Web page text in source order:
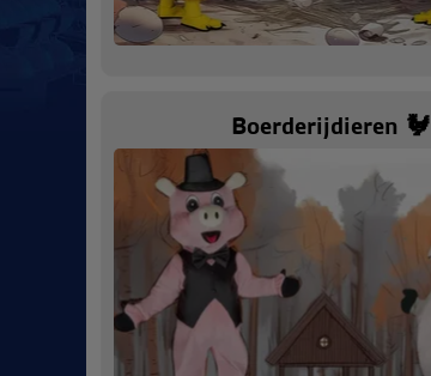
Boerderijdieren 🐓